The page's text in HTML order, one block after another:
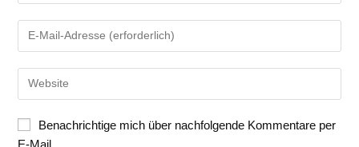
oder
Benutzernamen
zum
Kommentieren
ein
Mail-
Adresse
zum
Kommentieren
URL Benachrichtige mich über nachfolgende Kommentare per
E-Mail